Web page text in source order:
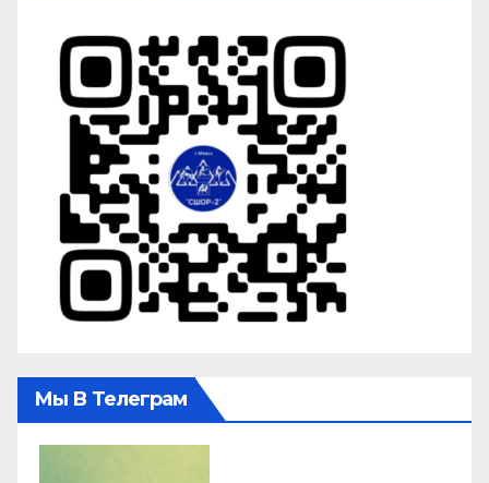
Мы В Телеграм